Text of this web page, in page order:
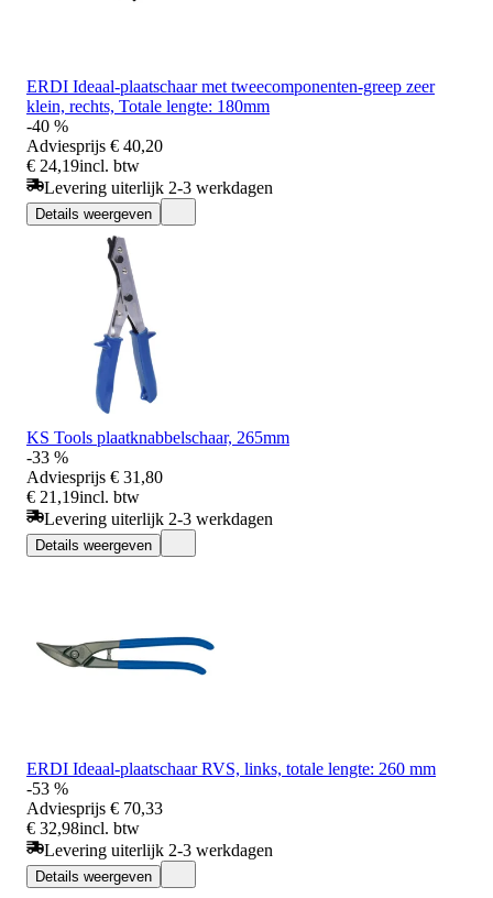
ERDI Ideaal-plaatschaar met tweecomponenten-greep zeer
klein, rechts, Totale lengte: 180mm
-40 %
Adviesprijs € 40,20
€ 24,19incl. btw
Levering uiterlijk 2-3 werkdagen
Details weergeven
KS Tools plaatknabbelschaar, 265mm
-33 %
Adviesprijs € 31,80
€ 21,19incl. btw
Levering uiterlijk 2-3 werkdagen
Details weergeven
ERDI Ideaal-plaatschaar RVS, links, totale lengte: 260 mm
-53 %
Adviesprijs € 70,33
€ 32,98incl. btw
Levering uiterlijk 2-3 werkdagen
Details weergeven